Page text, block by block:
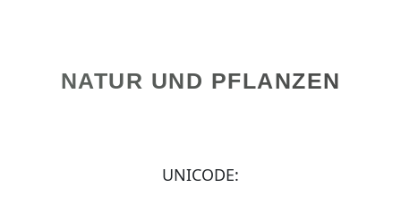
NATUR UND PFLANZEN
UNICODE: